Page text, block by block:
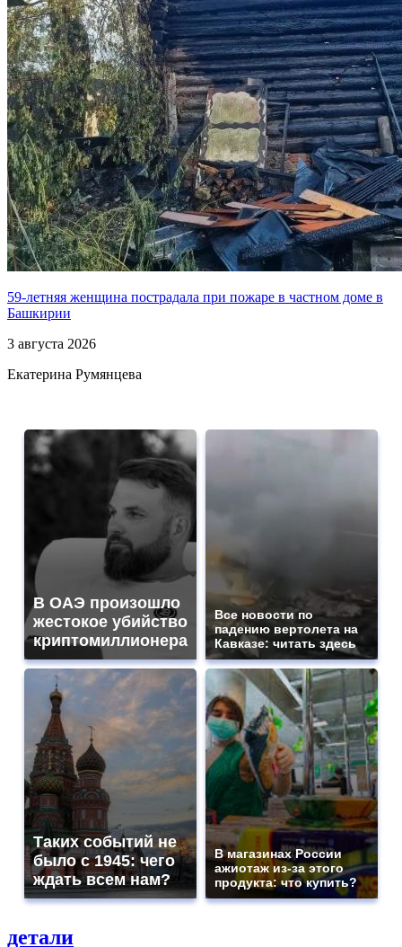
59-летняя женщина пострадала при пожаре в частном доме в
Башкирии
3 августа 2026
Екатерина Румянцева
В ОАЭ произошло
жестокое убийство
криптомиллионера
Все новости по
падению вертолета на
Кавказе: читать здесь
Таких событий не
было с 1945: чего
ждать всем нам?
В магазинах России
ажиотаж из-за этого
продукта: что купить?
детали